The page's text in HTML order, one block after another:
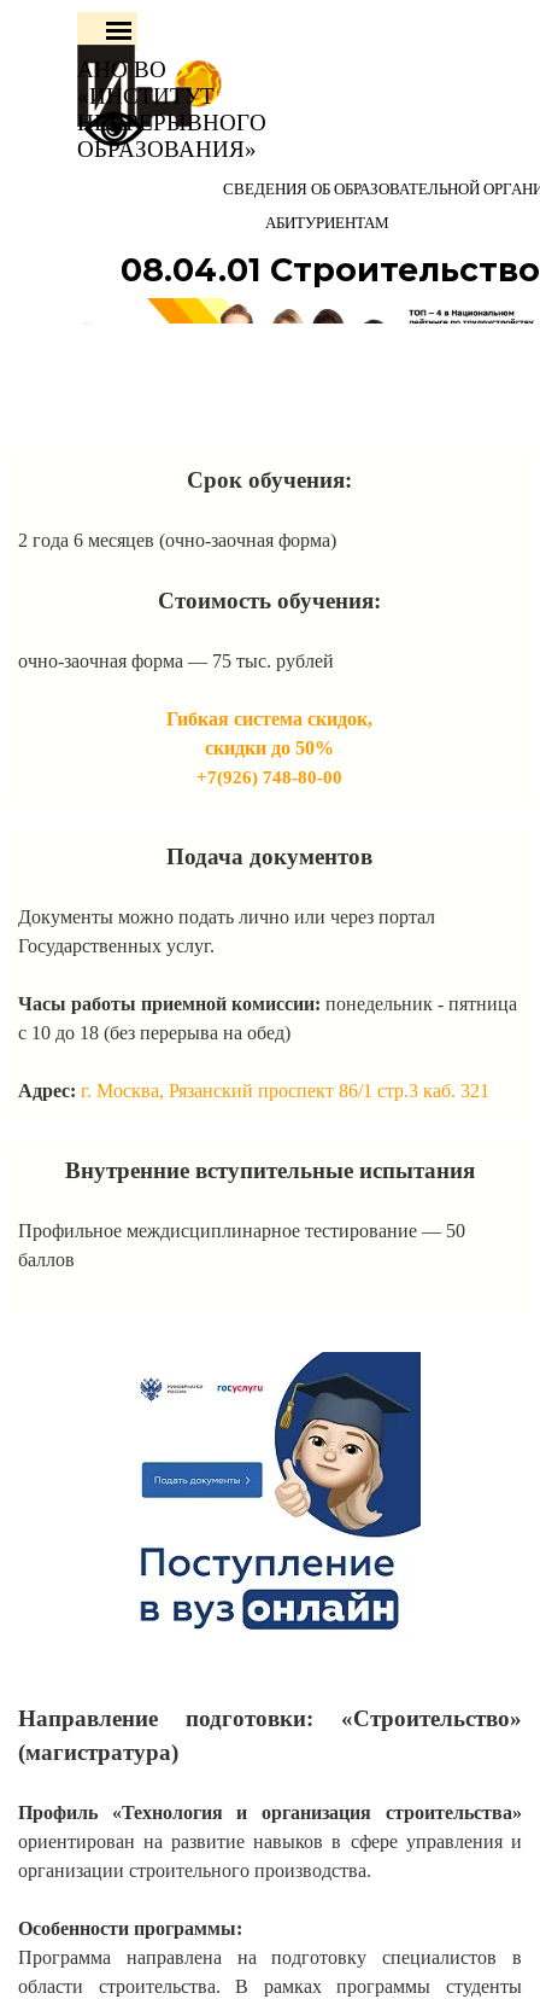
Перейти к контенту
Пропустить меню
АНО ВО
«ИНСТИТУТ
НЕПРЕРЫВНОГО
ОБРАЗОВАНИЯ»
СВЕДЕНИЯ ОБ ОБРАЗОВАТЕЛЬНОЙ
АБИТУРИЕНТАМ
08.04.01 Строительство
Срок обучения:
2 года 6 месяцев (очно-заочная форма)
Стоимость обучения:
очно-заочная форма — 75 тыс. рублей
Гибкая система скидок,
скидки до 50%
+7(926) 748-80-00
Подача документов
Документы можно подать лично или через портал
Государственных услуг.
Часы работы приемной комиссии: понедельник - пятница
с 10 до 18 (без перерыва на обед)
Адрес: г. Москва, Рязанский проспект 86/1 стр.3 каб. 321
Внутренние вступительные испытания
Профильное междисциплинарное тестирование — 50
баллов
Направление подготовки: «Строительство»
(магистратура)
Профиль «Технология и организация строительства»
ориентированна развитие навыковв сфере управления и
организации строительного производства.
Особенности программы:
Программа направлена наподготовку специалистов в
области строительства.В рамках программы студенты